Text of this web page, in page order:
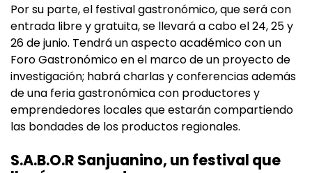
Por su parte, el festival gastronómico, que será con
entrada libre y gratuita, se llevará a cabo el 24, 25 y
26 de junio. Tendrá un aspecto académico con un
Foro Gastronómico en el marco de un proyecto de
investigación; habrá charlas y conferencias además
de una feria gastronómica con productores y
emprendedores locales que estarán compartiendo
las bondades de los productos regionales.
S.A.B.O.R Sanjuanino, un festival que